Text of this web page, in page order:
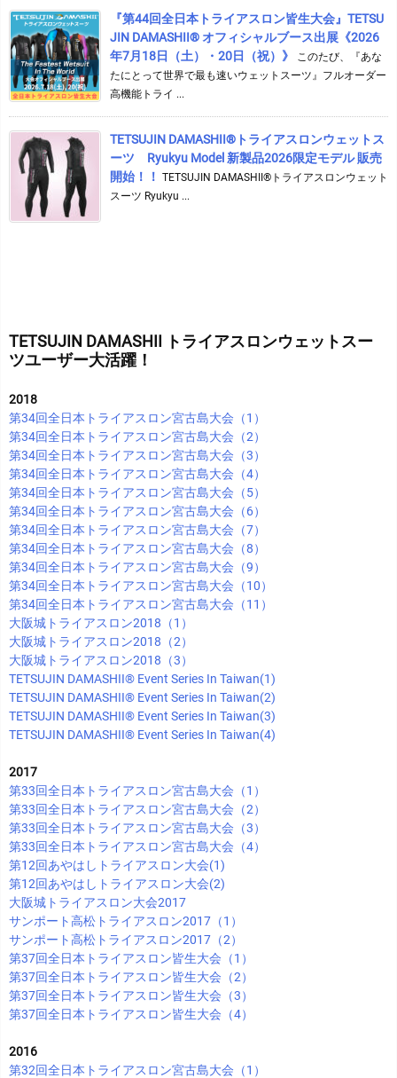
『第44回全日本トライアスロン皆生大会』TETSU
JIN DAMASHII® オフィシャルブース出展《2026
年7月18日（土）・20日（祝）》
このたび、『あな
たにとって世界で最も速いウェットスーツ』フルオーダー
高機能トライ ...
TETSUJIN DAMASHII®︎トライアスロンウェットス
ーツ Ryukyu Model 新製品2026限定モデル 販売
開始！！ TETSUJIN DAMASHII®︎トライアスロンウェット
スーツ Ryukyu ...
TETSUJIN DAMASHII トライアスロンウェットスー
ツユーザー大活躍！
2018
第34回全日本トライアスロン宮古島大会（1）
第34回全日本トライアスロン宮古島大会（2）
第34回全日本トライアスロン宮古島大会（3）
第34回全日本トライアスロン宮古島大会（4）
第34回全日本トライアスロン宮古島大会（5）
第34回全日本トライアスロン宮古島大会（6）
第34回全日本トライアスロン宮古島大会（7）
第34回全日本トライアスロン宮古島大会（8）
第34回全日本トライアスロン宮古島大会（9）
第34回全日本トライアスロン宮古島大会（10）
第34回全日本トライアスロン宮古島大会（11）
大阪城トライアスロン2018（1）
大阪城トライアスロン2018（2）
大阪城トライアスロン2018（3）
TETSUJIN DAMASHII®︎ Event Series In Taiwan(1)
TETSUJIN DAMASHII®︎ Event Series In Taiwan(2)
TETSUJIN DAMASHII®︎ Event Series In Taiwan(3)
TETSUJIN DAMASHII®︎ Event Series In Taiwan(4)
2017
第33回全日本トライアスロン宮古島大会（1）
第33回全日本トライアスロン宮古島大会（2）
第33回全日本トライアスロン宮古島大会（3）
第33回全日本トライアスロン宮古島大会（4）
第12回あやはしトライアスロン大会(1)
第12回あやはしトライアスロン大会(2)
大阪城トライアスロン大会2017
サンポート高松トライアスロン2017（1）
サンポート高松トライアスロン2017（2）
第37回全日本トライアスロン皆生大会（1）
第37回全日本トライアスロン皆生大会（2）
第37回全日本トライアスロン皆生大会（3）
第37回全日本トライアスロン皆生大会（4）
2016
第32回全日本トライアスロン宮古島大会（1）